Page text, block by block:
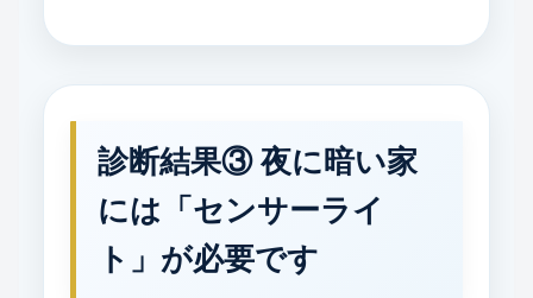
診断結果③ 夜に暗い家
には「センサーライ
ト」が必要です